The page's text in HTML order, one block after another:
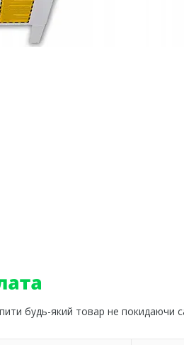
будь-який товар не покидаючи